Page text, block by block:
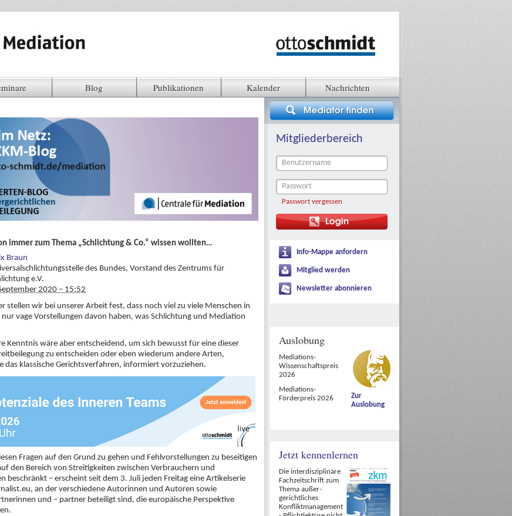
Blog Publikationen Kalender Nachrichten
immer zum Thema „Schlichtung & Co.“ wissen wollten…
Braun
des Bundes, Vorstand des Zentrums für
e.V.
2020 – 15:52
stellen wir bei unserer Arbeit fest, dass noch viel zu viele Menschen in
nur vage Vorstellungen davon haben, was Schlichtung und Mediation
Kenntnis wäre aber entscheidend, um sich bewusst für eine dieser
zu entscheiden oder eben wiederum andere Arten,
das klassische Gerichtsverfahren, informiert vorzuziehen.
Fragen auf den Grund zu gehen und Fehlvorstellungen zu beseitigen
den Bereich von Streitigkeiten zwischen Verbrauchern und
beschränkt – erscheint seit dem 3. Juli jeden Freitag eine Artikelserie
an der verschiedene Autorinnen und Autoren sowie
und – partner beteiligt sind, die europäische Perspektive
Mitgliederbereich
Passwort vergessen
Info-Mappe anfordern
Mitglied werden
Newsletter abonnieren
Auslobung
Mediations-
Wissenschaftspreis
2026
Mediations-
Förderpreis 2026
Zur
Auslobung
Jetzt kennenlernen
Die interdisziplinäre
Fachzeitschrift zum
Thema außer-
gerichtliches
Konfliktmanagement